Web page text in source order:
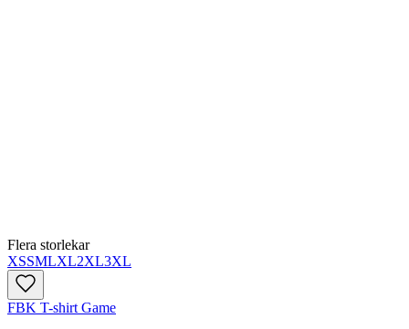
Flera storlekar
XSSMLXL2XL3XL
FBK T-shirt Game